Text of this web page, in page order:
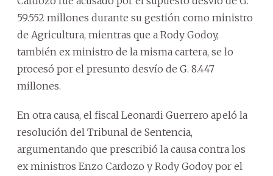
59.552 millones durante su gestión como ministro
de Agricultura, mientras que a Rody Godoy,
también ex ministro de la misma cartera, se lo
procesó por el presunto desvío de G. 8.447
millones.
En otra causa, el fiscal Leonardi Guerrero apeló la
resolución del Tribunal de Sentencia,
argumentando que prescribió la causa contra los
ex ministros Enzo Cardozo y Rody Godoy por el